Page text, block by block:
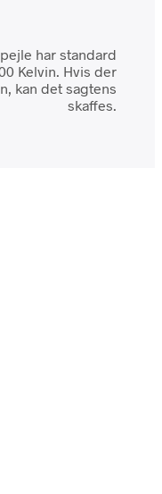
har standard
Kelvin. Hvis der
kan det sagtens
skaffes.